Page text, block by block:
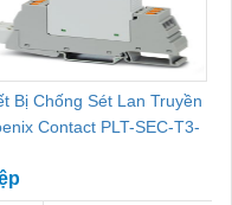
Bị Chống Sét Lan Truyền
Contact PLT-SEC-T3-